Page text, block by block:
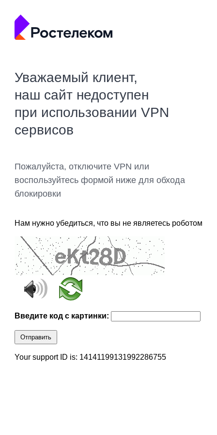
Уважаемый клиент,
наш сайт недоступен
при использовании VPN
сервисов
Пожалуйста, отключите VPN или
воспользуйтесь формой ниже для обхода
блокировки
Нам нужно убедиться, что вы не являетесь роботом
Введите код с картинки:
Отправить
Your support ID is: 14141199131992286755